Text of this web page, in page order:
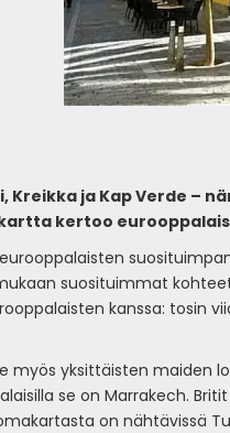
Kreikka ja Kap Verde
kertoo
suosituimmat
kanssa: tosin
myös yksittäisten maiden
se on Marrakech.
on nähtävissä